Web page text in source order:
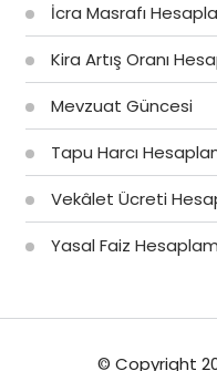
İcra Masrafı
Kira Artış Oranı
Mevzuat Güncesi
Tapu Harcı
Vekâlet Ücreti
Yasal Faiz
© Copyright